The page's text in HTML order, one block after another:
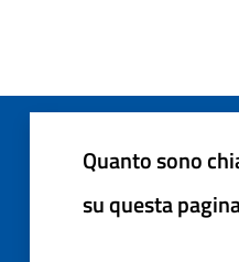
Quanto sono
su questa